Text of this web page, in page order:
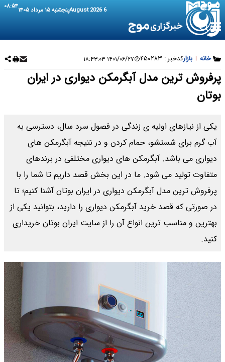
6 August 2026 پنجشنبه ۱۵ مرداد ۱۴۰۵ ۰۸:۵۴
خانه | بازارکدخبر : ۴۵۰۲۸۳ ۱۴۰۱/۰۶/۲۷ ۱۸:۴۳:۰۳
پرفروش ترین مدل آبگرمکن دیواری در ایران
بوتان
یکی از نیازهای اولیه ی زندگی در فصول سرد سال، دسترسی به
آب گرم برای شستشو، حمام کردن و در نتیجه آبگرمکن های
دیواری می باشد. آبگرمکن های دیواری مختلفی در برندهای
متفاوت تولید می شود. ما در این بخش قصد داریم تا شما را با
پرفروش ترین مدل آبگرمکن دیواری در ایران بوتان آشنا کنیم؛ تا
در صورتی که قصد خرید آبگرمکن دیواری را دارید، بتوانید یکی از
بهترین و مناسب ترین انواع آن را از سایت ایران بوتان خریداری
کنید.